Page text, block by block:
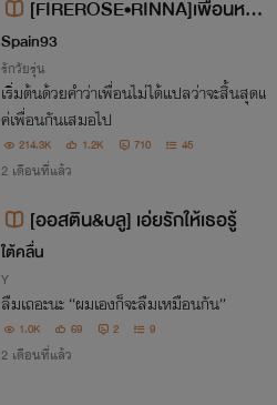
[FIREROSE•RINNA]เพื่อนหรือ
ผัว (มีe-book)
Spain93
รักวัยรุ่น
เริ่มต้นด้วยคำว่าเพื่อนไม่ได้แปลว่าจะสิ้นสุดแ
ค่เพื่อนกันเสมอไป
214.3K 1.2K 710 45
2 เดือนที่แล้ว
[ออสติน&บลู] เอ่ยรักให้เธอรู้
ใต้คลื่น
Y
ลืมเถอะนะ “ผมเองก็จะลืมเหมือนกัน”
1.0K 69 2 9
2 เดือนที่แล้ว